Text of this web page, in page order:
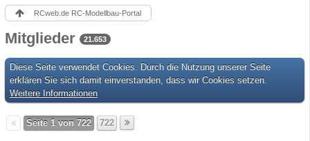
RCweb.de RC-Modellbau-Portal
Mitglieder 21.653
Diese Seite verwendet Cookies. Durch die Nutzung unserer Seite
erklären Sie sich damit einverstanden, dass wir Cookies setzen.
Weitere Informationen
Seite 1 von 722 722